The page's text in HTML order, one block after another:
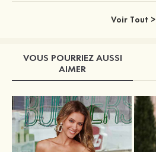
Voir Tout >
VOUS POURRIEZ AUSSI
AIMER